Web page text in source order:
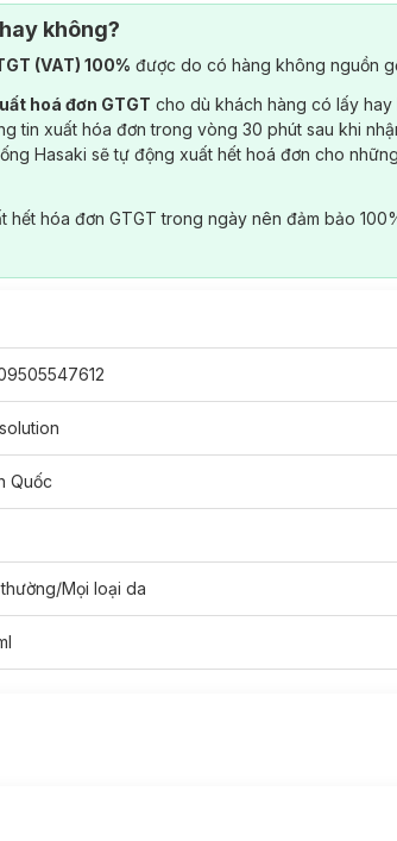
không?
(VAT) 100% được do có hàng không nguồn
hoá đơn GTGT cho dù khách hàng có lấy
tin xuất hóa đơn trong vòng 30 phút sau khi
Hasaki sẽ tự động xuất hết hoá đơn cho
hết hóa đơn GTGT trong ngày nên đảm bảo
Quốc
Mọi loại da